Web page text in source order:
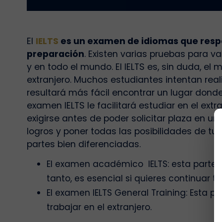
El IELTS es un examen de idiomas que
preparación. Existen varias pruebas para
y en todo el mundo. El IELTS es, sin duda,
extranjero. Muchos estudiantes intentan
resultará más fácil encontrar un lugar
examen IELTS le facilitará estudiar en el
exigirse antes de poder solicitar plaza en
logros y poner todas las posibilidades de tu
partes bien diferenciadas.
El examen académico IELTS: esta
tanto, es esencial si quieres continuar
El examen IELTS General Training:
trabajar en el extranjero.